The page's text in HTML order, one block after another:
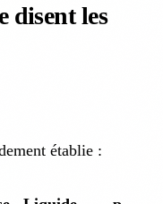
disent les
établie :